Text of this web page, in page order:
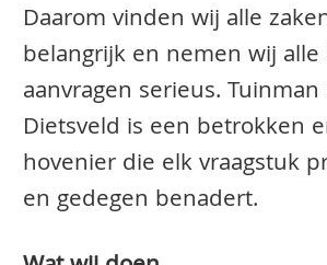
Daarom vinden wij alle
belangrijk en nemen wij
aanvragen serieus.
Dietsveld is een betrokken
hovenier die elk vraagstuk
en gedegen benadert.